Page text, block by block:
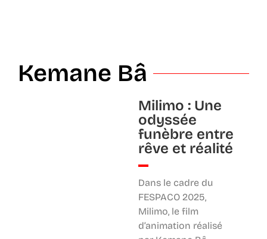
Kemane Bâ
Milimo : Une
odyssée
funèbre entre
rêve et réalité
Dans le cadre du
FESPACO 2025,
Milimo, le film
d’animation réalisé